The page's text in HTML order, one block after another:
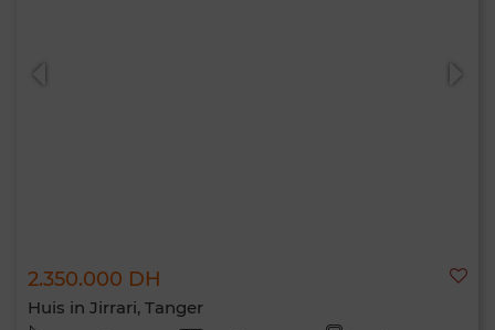
2.350.000 DH
Huis in Jirrari, Tanger